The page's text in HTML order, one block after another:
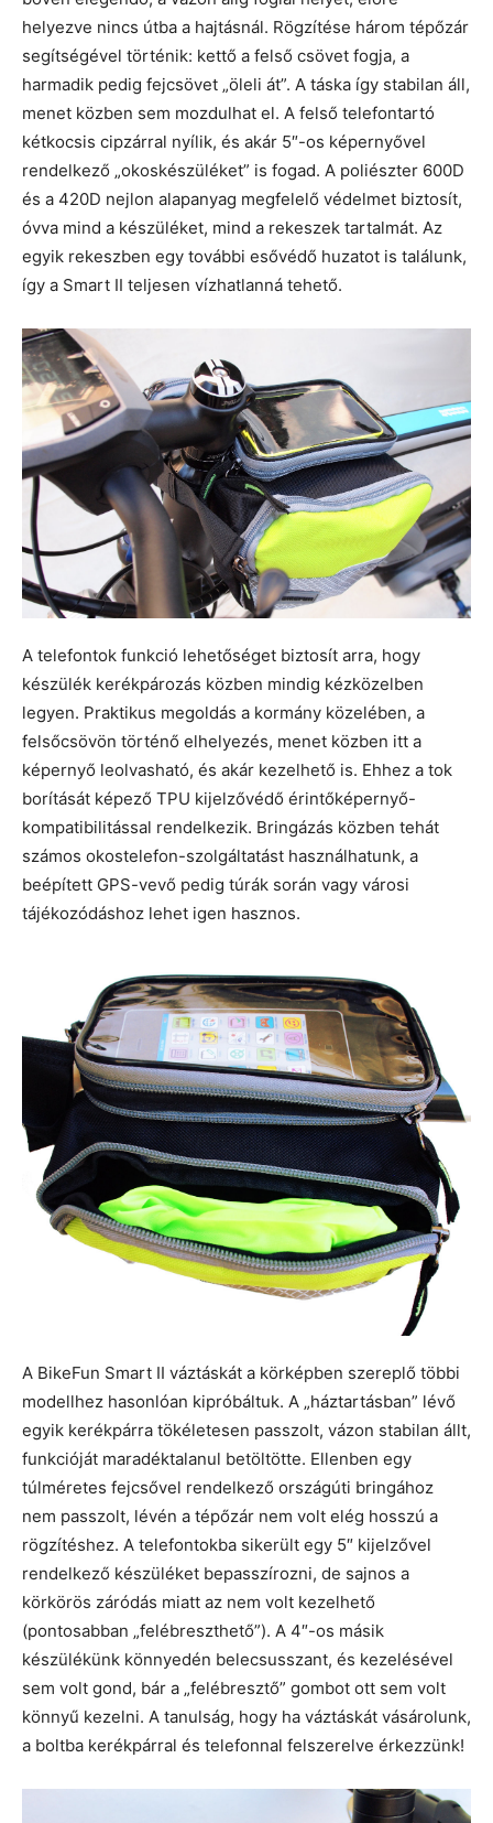
helyezve nincs útba a hajtásnál. Rögzítése három tépőzár
segítségével történik: kettő a felső csövet fogja, a
harmadik pedig fejcsövet „öleli át”. A táska így stabilan áll,
menet közben sem mozdulhat el. A felső telefontartó
kétkocsis cipzárral nyílik, és akár 5″-os képernyővel
rendelkező „okoskészüléket” is fogad. A poliészter 600D
és a 420D nejlon alapanyag megfelelő védelmet biztosít,
óvva mind a készüléket, mind a rekeszek tartalmát. Az
egyik rekeszben egy további esővédő huzatot is találunk,
így a Smart II teljesen vízhatlanná tehető.
A telefontok funkció lehetőséget biztosít arra, hogy
készülék kerékpározás közben mindig kézközelben
legyen. Praktikus megoldás a kormány közelében, a
felsőcsövön történő elhelyezés, menet közben itt a
képernyő leolvasható, és akár kezelhető is. Ehhez a tok
borítását képező TPU kijelzővédő érintőképernyő-
kompatibilitással rendelkezik. Bringázás közben tehát
számos okostelefon-szolgáltatást használhatunk, a
beépített GPS-vevő pedig túrák során vagy városi
tájékozódáshoz lehet igen hasznos.
A BikeFun Smart II váztáskát a körképben szereplő többi
modellhez hasonlóan kipróbáltuk. A „háztartásban” lévő
egyik kerékpárra tökéletesen passzolt, vázon stabilan állt,
funkcióját maradéktalanul betöltötte. Ellenben egy
túlméretes fejcsővel rendelkező országúti bringához
nem passzolt, lévén a tépőzár nem volt elég hosszú a
rögzítéshez. A telefontokba sikerült egy 5″ kijelzővel
rendelkező készüléket bepasszírozni, de sajnos a
körkörös záródás miatt az nem volt kezelhető
(pontosabban „felébreszthető”). A 4″-os másik
készülékünk könnyedén belecsusszant, és kezelésével
sem volt gond, bár a „felébresztő” gombot ott sem volt
könnyű kezelni. A tanulság, hogy ha váztáskát vásárolunk,
a boltba kerékpárral és telefonnal felszerelve érkezzünk!